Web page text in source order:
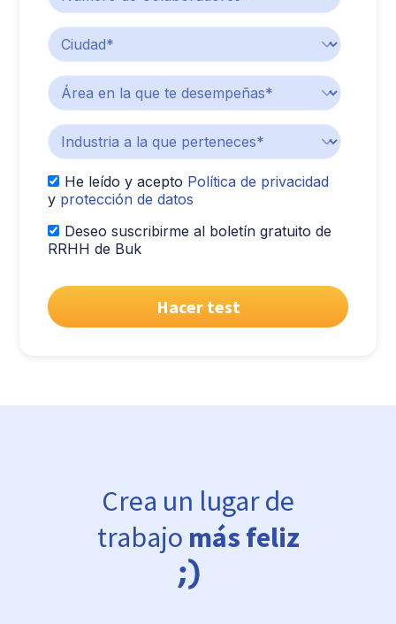
He leído y acepto Política de privacidad
y protección de datos
Deseo suscribirme al boletín gratuito de
RRHH de Buk
Crea un lugar de
trabajo más feliz